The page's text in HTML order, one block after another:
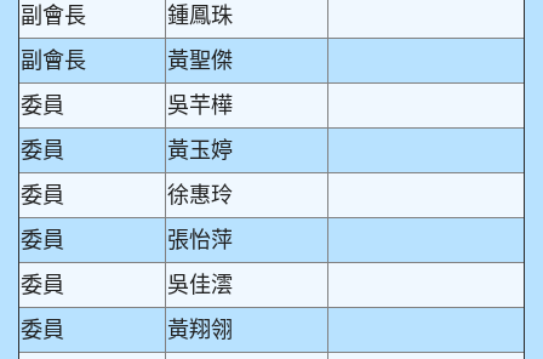
副會長
鍾鳳珠
副會長
黃聖傑
委員
吳芉樺
委員
黃玉婷
委員
徐惠玲
委員
張怡萍
委員
吳佳澐
委員
黃翔翎